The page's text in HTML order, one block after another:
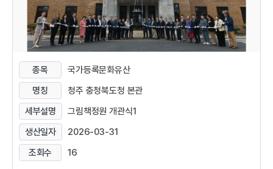
종목
국가등록문화유산
명칭
청주 충청북도청 본관
세부설명
그림책정원 개관식1
생산일자
2026-03-31
조회수
16